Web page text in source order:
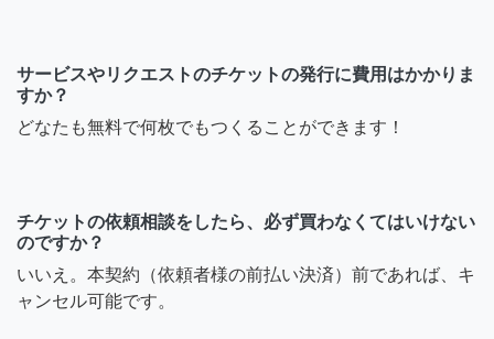
サービスやリクエストのチケットの発行に費用はかかりま
すか？
どなたも無料で何枚でもつくることができます！
チケットの依頼相談をしたら、必ず買わなくてはいけない
のですか？
いいえ。本契約（依頼者様の前払い決済）前であれば、キ
ャンセル可能です。